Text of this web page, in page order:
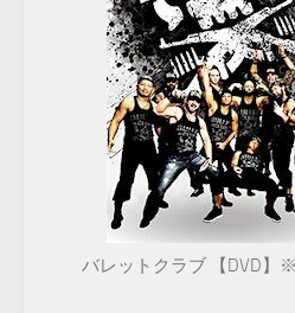
バレットクラブ 【DVD】